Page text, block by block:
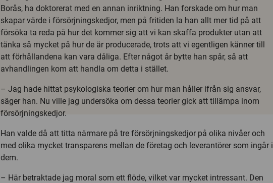
Borås, ha doktorerat med en annan inriktning. Han forskade om hur man
skapar värde i försörjningskedjor, men på fritiden la han allt mer tid på att
försöka ta reda på hur det kommer sig att vi kan skaffa produkter utan att
tänka så mycket på hur de är producerade, trots att vi egentligen känner till
att förhållandena kan vara dåliga. Efter något år bytte han spår, så att
avhandlingen kom att handla om detta i stället.
– Jag hade hittat psykologiska teorier om hur man håller ifrån sig ansvar,
säger han. Nu ville jag undersöka om dessa teorier gick att tillämpa inom
försörjningskedjor.
Han valde då att titta närmare på tre försörjningskedjor på olika nivåer och
med olika mycket transparens mellan de företag och leverantörer som ingår i
dem.
– Här betraktade jag moral som ett flöde, vilket var mycket intressant. Den